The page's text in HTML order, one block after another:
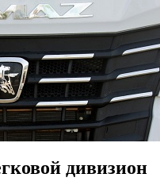
дивизион